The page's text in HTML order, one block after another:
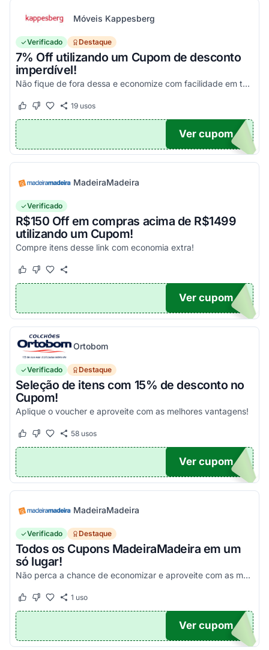
Móveis Kappesberg
Verificado Destaque
7% Off utilizando um Cupom de desconto
imperdível!
Não fique de fora dessa e economize com facilidade em todas as suas compras!
Este cupom funcionou
Este cupom não funcionou
19usos
K7
Ver cupom
MadeiraMadeira
Verificado
R$150 Off em compras acima de R$1499
utilizando um Cupom!
Compre itens desse link com economia extra!
Este cupom funcionou
Este cupom não funcionou
O150
Ver cupom
Ortobom
Verificado Destaque
Seleção de itens com 15% de desconto no
Cupom!
Aplique o voucher e aproveite com as melhores vantagens!
Este cupom funcionou
Este cupom não funcionou
58usos
15
Ver cupom
MadeiraMadeira
Verificado Destaque
Todos os Cupons MadeiraMadeira em um
só lugar!
Não perca a chance de economizar e aproveite com as melhores vantagens!
Este cupom funcionou
Este cupom não funcionou
1 uso
TICO
Ver cupom